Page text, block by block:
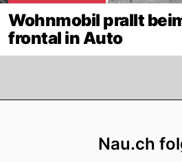
Wohnmobil prallt
frontal in Auto
Nau.ch